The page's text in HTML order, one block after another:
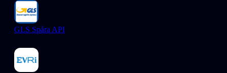
GLS Spåra API